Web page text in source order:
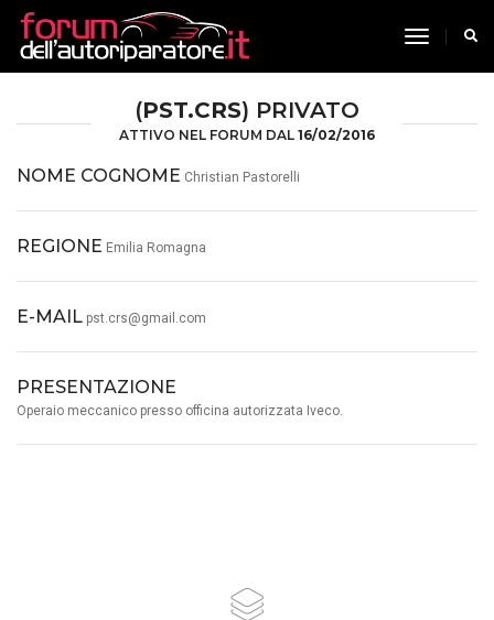
toggle
(PST.CRS) PRIVATO
ATTIVO NEL FORUM DAL 16/02/2016
NOME COGNOME Christian Pastorelli
REGIONE Emilia Romagna
E-MAIL pst.crs@gmail.com
PRESENTAZIONE
Operaio meccanico presso officina autorizzata Iveco.